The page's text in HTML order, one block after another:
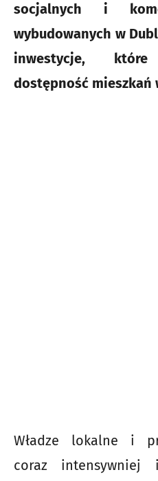
socjalnych i
wybudowanych w
inwestycje,
dostępność
Władze lokalne i
coraz intensywniej